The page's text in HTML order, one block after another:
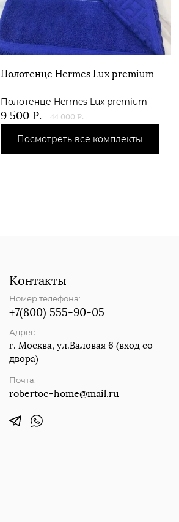
Полотенце Hermes Lux premium
Полотенце Hermes Lux premium
44 000 Р.
9 500 Р.
Посмотреть все комплекты
Контакты
Номер телефона:
+7(800) 555-90-05
Адрес:
г. Москва, ул.Валовая 6 (вход со
двора)
Почта:
robertoc-home@mail.ru